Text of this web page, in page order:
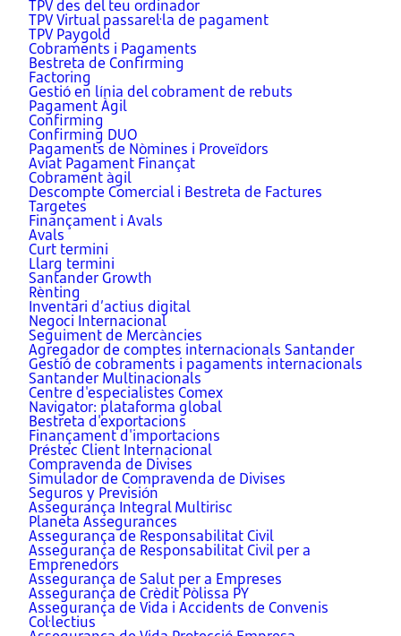
TPV des del teu ordinador
TPV Virtual passarel·la de pagament
TPV Paygold
Cobraments i Pagaments
Bestreta de Confirming
Factoring
Gestió en línia del cobrament de rebuts
Pagament Àgil
Confirming
Confirming DUO
Pagaments de Nòmines i Proveïdors
Aviat Pagament Finançat
Cobrament àgil
Descompte Comercial i Bestreta de Factures
Targetes
Finançament i Avals
Avals
Curt termini
Llarg termini
Santander Growth
Rènting
Inventari d’actius digital
Negoci Internacional
Seguiment de Mercàncies
Agregador de comptes internacionals Santander
Gestió de cobraments i pagaments internacionals
Santander Multinacionals
Centre d'especialistes Comex
Navigator: plataforma global
Bestreta d'exportacions
Finançament d'importacions
Préstec Client Internacional
Compravenda de Divises
Simulador de Compravenda de Divises
Seguros y Previsión
Assegurança Integral Multirisc
Planeta Assegurances
Assegurança de Responsabilitat Civil
Assegurança de Responsabilitat Civil per a
Emprenedors
Assegurança de Salut per a Empreses
Assegurança de Crèdit Pòlissa PY
Assegurança de Vida i Accidents de Convenis
Col·lectius